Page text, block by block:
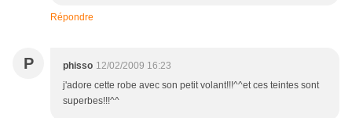
Répondre
P phisso 12/02/2009 16:23
j'adore cette robe avec son petit volant!!!^^et ces teintes sont
superbes!!!^^